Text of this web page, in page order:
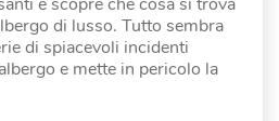
di lusso. Tutto sembra
di spiacevoli incidenti
e mette in pericolo la